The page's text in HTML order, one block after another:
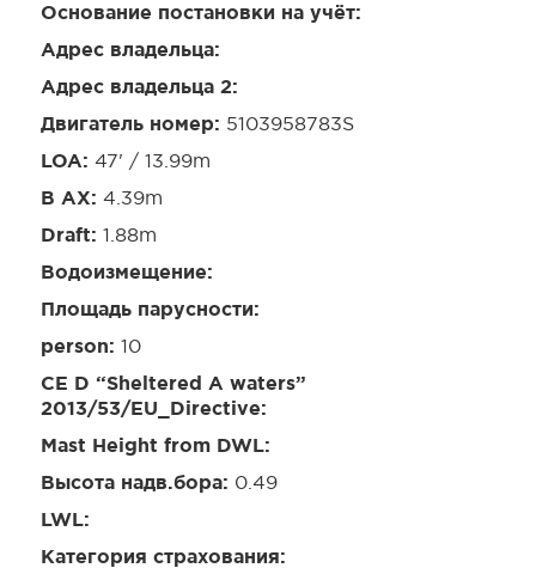
Основание постановки на учёт:
Адрес владельца:
Адрес владельца 2:
Двигатель номер: 5103958783S
LOA: 47' / 13.99m
B AX: 4.39m
Draft: 1.88m
Водоизмещение:
Площадь парусности:
person: 10
CE D “Sheltered A waters”
2013/53/EU_Directive:
Mast Height from DWL:
Высота надв.бора: 0.49
LWL:
Категория страхования: